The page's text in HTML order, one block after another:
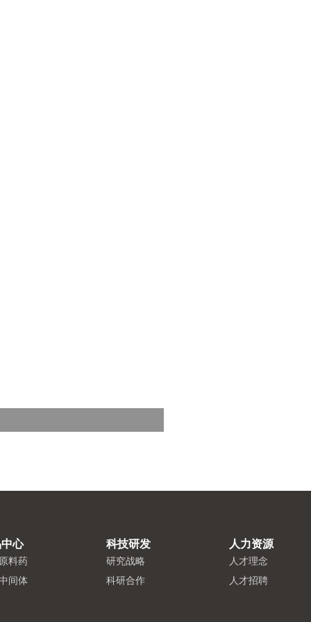
心
料药
间体
科技研发
研究战略
科研合作
人力资源
人才理念
人才招聘